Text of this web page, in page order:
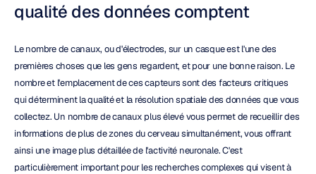
qualité des données comptent
Le nombre de canaux, ou d'électrodes, sur un casque est l'une des
premières choses que les gens regardent, et pour une bonne raison. Le
nombre et l'emplacement de ces capteurs sont des facteurs critiques
qui déterminent la qualité et la résolution spatiale des données que vous
collectez. Un nombre de canaux plus élevé vous permet de recueillir des
informations de plus de zones du cerveau simultanément, vous offrant
ainsi une image plus détaillée de l'activité neuronale. C'est
particulièrement important pour les recherches complexes qui visent à